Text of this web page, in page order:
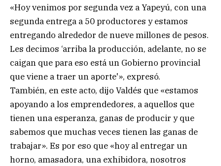
«Hoy venimos por segunda vez a Yapeyú, con una
segunda entrega a 50 productores y estamos
entregando alrededor de nueve millones de pesos.
Les decimos ‘arriba la producción, adelante, no se
caigan que para eso está un Gobierno provincial
que viene a traer un aporte'», expresó.
También, en este acto, dijo Valdés que «estamos
apoyando a los emprendedores, a aquellos que
tienen una esperanza, ganas de producir y que
sabemos que muchas veces tienen las ganas de
trabajar». Es por eso que «hoy al entregar un
horno, amasadora, una exhibidora, nosotros